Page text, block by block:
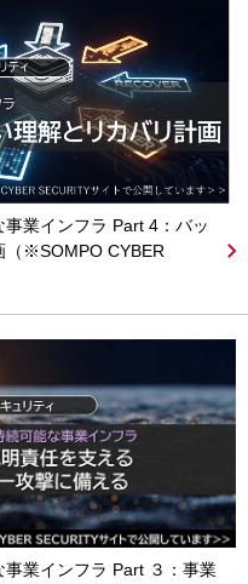
業インフラ Part 4：バッ
（※SOMPO CYBER
事業インフラ Part ３：事業